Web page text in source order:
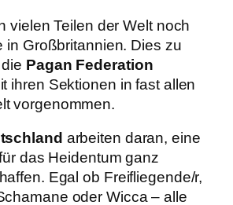
vielen Teilen der Welt noch
in Großbritannien. Dies zu
Pagan Federation
ihren Sektionen in fast allen
vorgenommen.
arbeiten daran, eine
das Heidentum ganz
Egal ob Freifliegende/r,
oder Wicca – alle